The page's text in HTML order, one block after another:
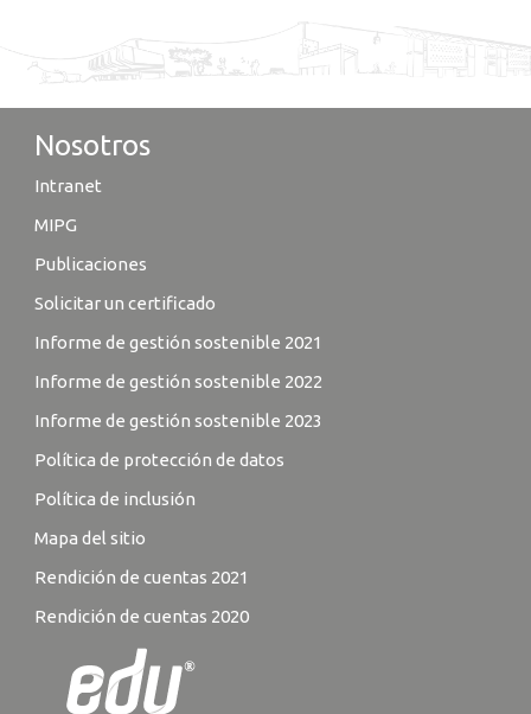
Nosotros
Intranet
MIPG
Publicaciones
Solicitar un certificado
Informe de gestión sostenible 2021
Informe de gestión sostenible 2022
Informe de gestión sostenible 2023
Política de protección de datos
Política de inclusión
Mapa del sitio
Rendición de cuentas 2021
Rendición de cuentas 2020